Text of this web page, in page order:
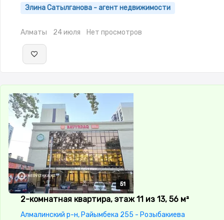
Рядом охраняемая стоянка
Элина Сатылганова - агент недвижимости
Алматы 24 июля Нет просмотров
51
51
51
51
51
2-комнатная квартира, этаж 11 из 13, 56 м²
Алмалинский р-н, Райымбека 255 - Розыбакиева